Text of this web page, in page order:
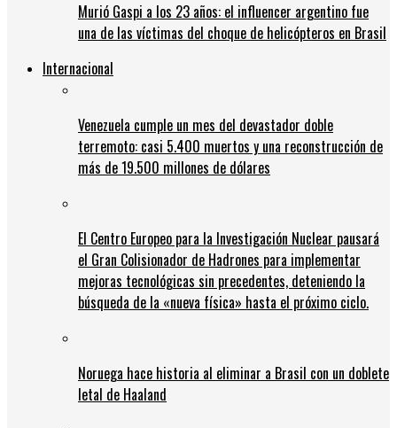
Murió Gaspi a los 23 años: el influencer argentino fue
una de las víctimas del choque de helicópteros en Brasil
Internacional
Venezuela cumple un mes del devastador doble
terremoto: casi 5.400 muertos y una reconstrucción de
más de 19.500 millones de dólares
El Centro Europeo para la Investigación Nuclear pausará
el Gran Colisionador de Hadrones para implementar
mejoras tecnológicas sin precedentes, deteniendo la
búsqueda de la «nueva física» hasta el próximo ciclo.
Noruega hace historia al eliminar a Brasil con un doblete
letal de Haaland